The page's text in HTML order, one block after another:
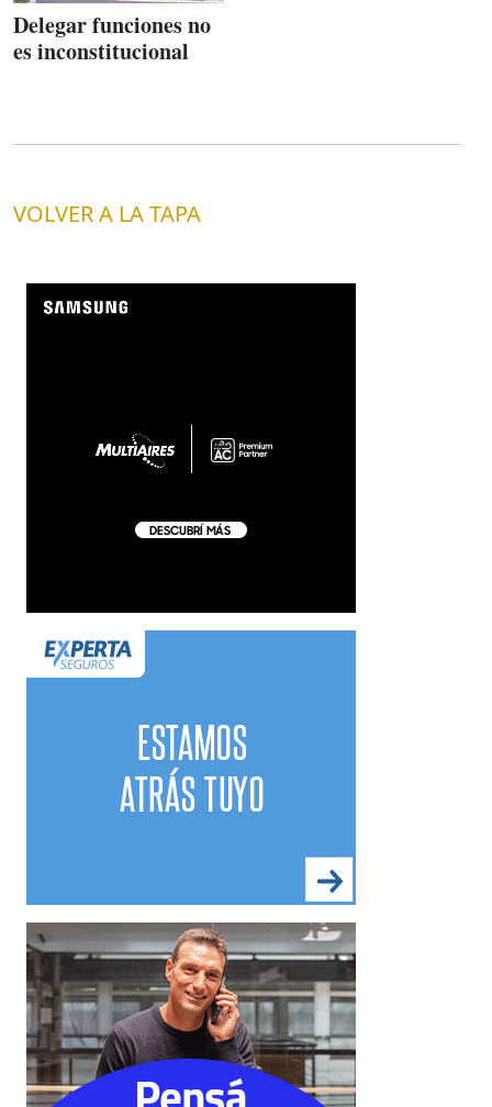
Delegar funciones no
es inconstitucional
VOLVER A LA TAPA